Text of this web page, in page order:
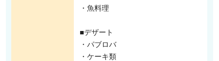
・魚料理
■デザート
・パブロバ
・ケーキ類